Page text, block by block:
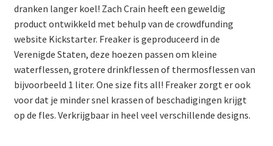
dranken langer koel! Zach Crain heeft een geweldig
product ontwikkeld met behulp van de crowdfunding
website Kickstarter. Freaker is geproduceerd in de
Verenigde Staten, deze hoezen passen om kleine
waterflessen, grotere drinkflessen of thermosflessen van
bijvoorbeeld 1 liter. One size fits all! Freaker zorgt er ook
voor dat je minder snel krassen of beschadigingen krijgt
op de fles. Verkrijgbaar in heel veel verschillende designs.